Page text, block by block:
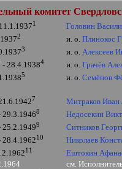
комитет
1
Головин
2 и. о.Плинокос
3 и. о.Алексеев
- 28.4.19384 и. о.Грачёв
5 и. о.Семёнов
7
Митраков Иван
29.3.19468
Недосекин
25.2.19499
Ситников
28.4.196210
Николаев
11
Ештокин
см.